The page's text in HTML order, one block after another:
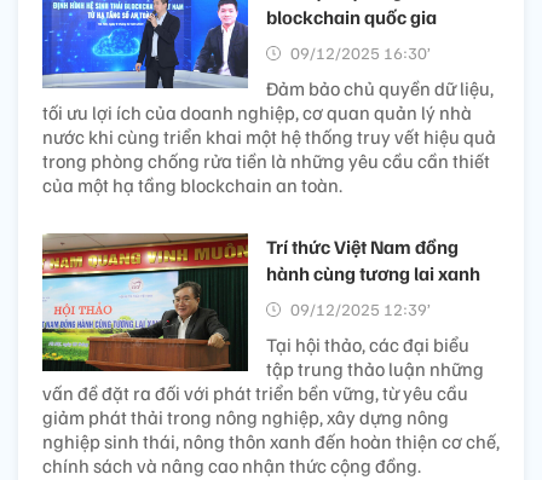
blockchain quốc gia
09/12/2025 16:30’
Đảm bảo chủ quyền dữ liệu,
tối ưu lợi ích của doanh nghiệp, cơ quan quản lý nhà
nước khi cùng triển khai một hệ thống truy vết hiệu quả
trong phòng chống rửa tiền là những yêu cầu cần thiết
của một hạ tầng blockchain an toàn.
Trí thức Việt Nam đồng
hành cùng tương lai xanh
09/12/2025 12:39’
Tại hội thảo, các đại biểu
tập trung thảo luận những
vấn đề đặt ra đối với phát triển bền vững, từ yêu cầu
giảm phát thải trong nông nghiệp, xây dựng nông
nghiệp sinh thái, nông thôn xanh đến hoàn thiện cơ chế,
chính sách và nâng cao nhận thức cộng đồng.